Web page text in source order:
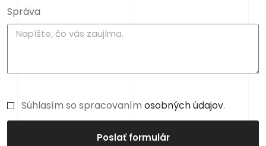
Správa
Súhlasím so spracovanímosobných údajov.
Poslať formulár